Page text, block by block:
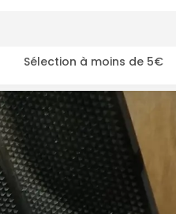
Sélection à moins de 5€